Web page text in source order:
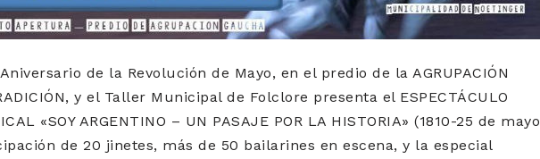
de la Revolución de Mayo, en el predio de la AGRUPACIÓN
y el Taller Municipal de Folclore presenta el ESPECTÁCULO
«SOY ARGENTINO – UN PASAJE POR LA HISTORIA» (1810-25 de mayo
de 20 jinetes, más de 50 bailarines en escena, y la especial